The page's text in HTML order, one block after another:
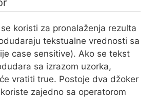
koristi za pronalaženja rezulta
tekstualne vrednosti sa
case sensitive). Ako se tekst
sa izrazom uzorka,
vratiti true. Postoje dva džoker
zajedno sa operatorom